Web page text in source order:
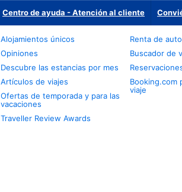
Centro de ayuda - Atención al cliente
Alojamientos únicos
Opiniones
Descubre las estancias por mes
Artículos de viajes
Ofertas de temporada y para las
vacaciones
Traveller Review Awards
Renta de
Buscador de
Booking.com
viaje